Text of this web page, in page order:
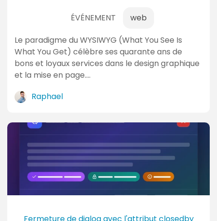
ÉVÉNEMENT web
Le paradigme du WYSIWYG (What You See Is
What You Get) célèbre ses quarante ans de
bons et loyaux services dans le design graphique
et la mise en page.…
Raphael